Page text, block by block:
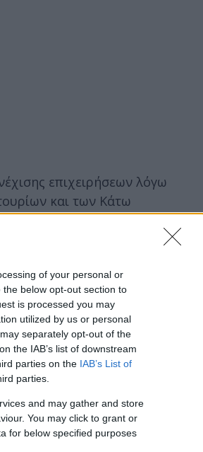
of your personal or
below opt-out section to
is processed you may
utilized by us or personal
separately opt-out of the
the IAB’s list of downstream
parties on the IAB’s List of
parties.
and may gather and store
You may click to grant or
for below specified purposes
επιχειρήσεων λόγω
και των Κάτω